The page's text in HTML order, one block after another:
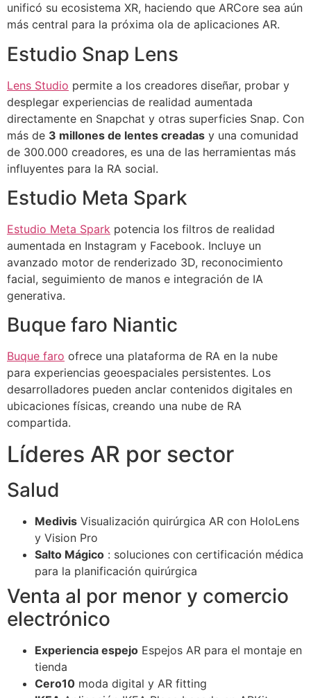
unificó su ecosistema XR, haciendo que ARCore sea aún
más central para la próxima ola de aplicaciones AR.
Estudio Snap Lens
Lens Studio permite a los creadores diseñar, probar y
desplegar experiencias de realidad aumentada
directamente en Snapchat y otras superficies Snap. Con
más de 3 millones de lentes creadas y una comunidad
de 300.000 creadores, es una de las herramientas más
influyentes para la RA social.
Estudio Meta Spark
Estudio Meta Spark potencia los filtros de realidad
aumentada en Instagram y Facebook. Incluye un
avanzado motor de renderizado 3D, reconocimiento
facial, seguimiento de manos e integración de IA
generativa.
Buque faro Niantic
Buque faro ofrece una plataforma de RA en la nube
para experiencias geoespaciales persistentes. Los
desarrolladores pueden anclar contenidos digitales en
ubicaciones físicas, creando una nube de RA
compartida.
Líderes AR por sector
Salud
Medivis Visualización quirúrgica AR con HoloLens
y Vision Pro
Salto Mágico : soluciones con certificación médica
para la planificación quirúrgica
Venta al por menor y comercio
electrónico
Experiencia espejo Espejos AR para el montaje en
tienda
Cero10 moda digital y AR fitting